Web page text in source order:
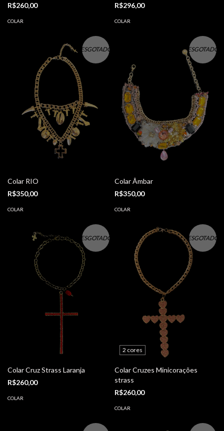
R$260,00
COLAR
R$296,00
COLAR
ESGOTADO
Colar RIO
R$350,00
COLAR
ESGOTADO
Colar Âmbar
R$350,00
COLAR
ESGOTADO
Colar Cruz Strass Laranja
R$260,00
COLAR
ESGOTADO
2 cores
Colar Cruzes Minicorações
strass
R$260,00
COLAR